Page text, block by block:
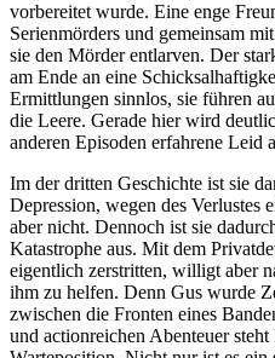
vorbereitet wurde. Eine enge
Serienmörders und gemeinsam
sie den Mörder entlarven. Der
am Ende an eine
Ermittlungen sinnlos, sie führen
die Leere. Gerade hier wird
anderen Episoden erfahrene Leid
Im der dritten Geschichte ist sie
Depression, wegen des Verlustes
aber nicht. Dennoch ist sie
Katastrophe aus. Mit dem
eigentlich zerstritten, willigt aber
ihm zu helfen. Denn Gus wurde
zwischen die Fronten eines
und actionreichen Abenteuer